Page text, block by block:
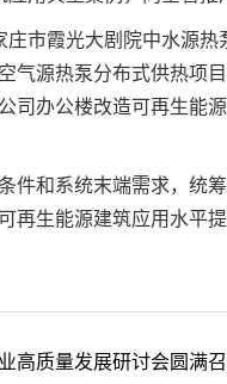
庄市霞光大剧院中水源
气源热泵分布式供热项
司办公楼改造可再生能
件和系统末端需求，统
再生能源建筑应用水平提
高质量发展研讨会圆满